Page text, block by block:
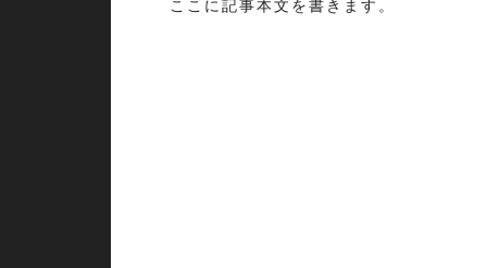
ここに記事本文を書きます。